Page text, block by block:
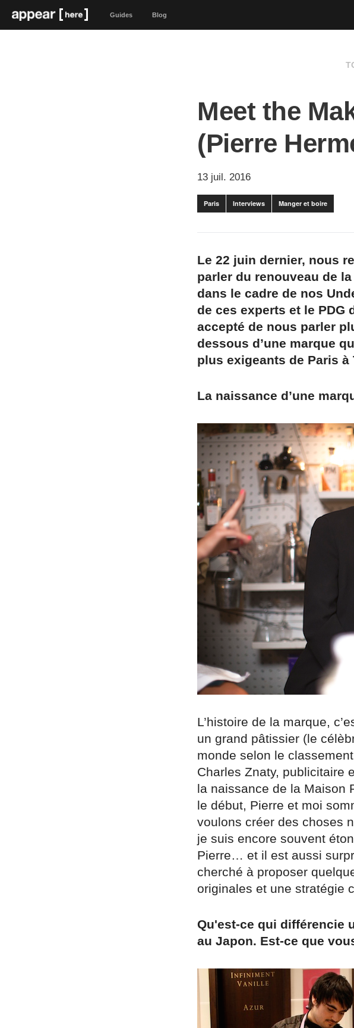
Guides Blog
Meet the
(Pierre
13 juil. 2016
Paris Interviews Manger et boire
Le 22 juin dernier, nous
parler du renouveau de
dans le cadre de nos
de ces experts et le PDG
accepté de nous parler
dessous d’une marque
plus exigeants de Paris à
La naissance d’une
L’histoire de la marque,
un grand pâtissier (le
monde selon le
Charles Znaty, publicitaire
la naissance de la Maison
le début, Pierre et moi
voulons créer des choses
je suis encore souvent
Pierre… et il est aussi
cherché à proposer
originales et une stratégie
Qu'est-ce qui différencie
au Japon. Est-ce que